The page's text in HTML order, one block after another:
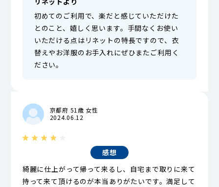
初めてのご利用で、楽だと感じていただけた
とのこと、嬉しく思います。手間なくお使い
いただける点はリネットの特長ですので、衣
替えやお洋服のお手入れにぜひまたご利用く
ださい。
京都府 51歳 女性
2024.06.12
感想
綺麗に仕上がって帰って来るし、自宅まで取りに来て
持って来て頂けるのが本当ありがたいです。満足して